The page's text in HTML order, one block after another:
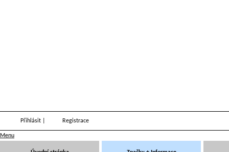
Přihlásit Registrace
Menu